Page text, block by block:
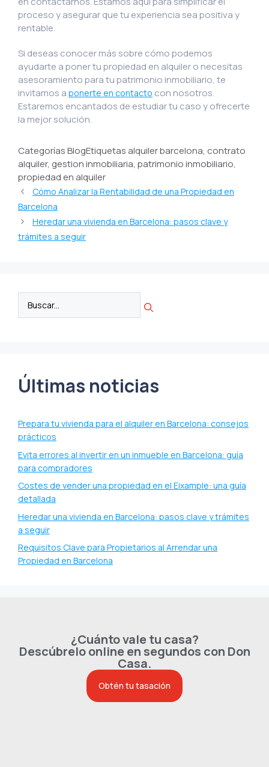
proceso y asegurar que tu experiencia sea positiva y
rentable.
Si deseas conocer más sobre cómo podemos
ayudarte a poner tu propiedad en alquiler o necesitas
asesoramiento para tu patrimonio inmobiliario, te
invitamos a ponerte en contacto con nosotros.
Estaremos encantados de estudiar tu caso y ofrecerte
la mejor solución.
Categorías BlogEtiquetas alquiler barcelona, contrato
alquiler, gestion inmobiliaria, patrimonio inmobiliario,
propiedad en alquiler
Cómo Analizar la Rentabilidad de una Propiedad en
Barcelona
Heredar una vivienda en Barcelona: pasos clave y
trámites a seguir
Últimas noticias
Prepara tu vivienda para el alquiler en Barcelona: consejos
prácticos
Evita errores al invertir en un inmueble en Barcelona: guía
para compradores
Costes de vender una propiedad en el Eixample: una guía
detallada
Heredar una vivienda en Barcelona: pasos clave y trámites
a seguir
Requisitos Clave para Propietarios al Arrendar una
Propiedad en Barcelona
¿Cuánto vale tu casa?
Descúbrelo online en segundos con Don
Casa.
Obtén tu tasación